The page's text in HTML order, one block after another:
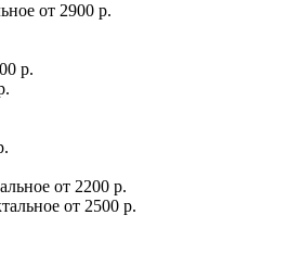
от 2900 р.
р.
от 2200 р.
от 2500 р.